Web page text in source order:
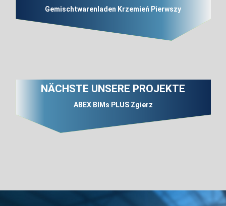
Gemischtwarenladen Krzemień Pierwszy
NÄCHSTE UNSERE PROJEKTE
ABEX BIMs PLUS Zgierz